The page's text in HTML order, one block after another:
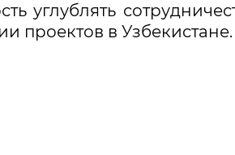
углублять
проектов в Узбекистане.